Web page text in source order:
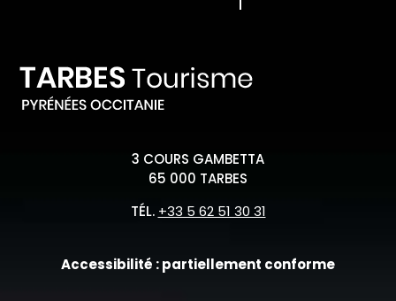
3 COURS GAMBETTA
65 000 TARBES
TÉL. +33 5 62 51 30 31
Accessibilité : partiellement conforme